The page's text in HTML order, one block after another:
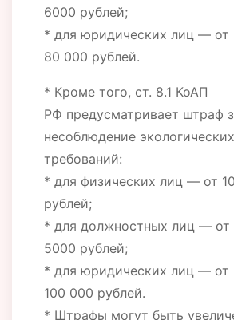
6000 рублей;
* для юридических лиц — от
80 000 рублей.
* Кроме того, ст. 8.1 КоАП
РФ предусматривает штраф
несоблюдение экологических
требований:
* для физических лиц — от
рублей;
* для должностных лиц — от
5000 рублей;
* для юридических лиц — от
100 000 рублей.
* Штрафы могут быть